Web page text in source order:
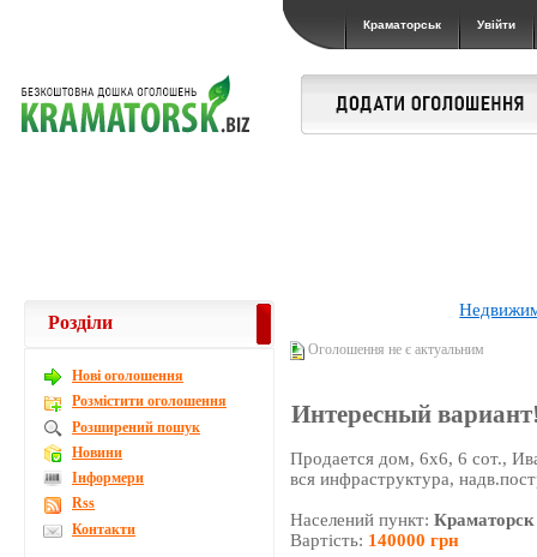
Краматорськ Увійти
Оголошення не є актуальним
Интересный
Продается дом, 6х6, 6 сот.,
вся инфраструктура,
Населений пункт:Краматорск
Вартість: 140000 грн
Розділи
Новi оголошення
Розмістити оголошення
Розширений пошук
Новини
Інформери
Rss
Контакти